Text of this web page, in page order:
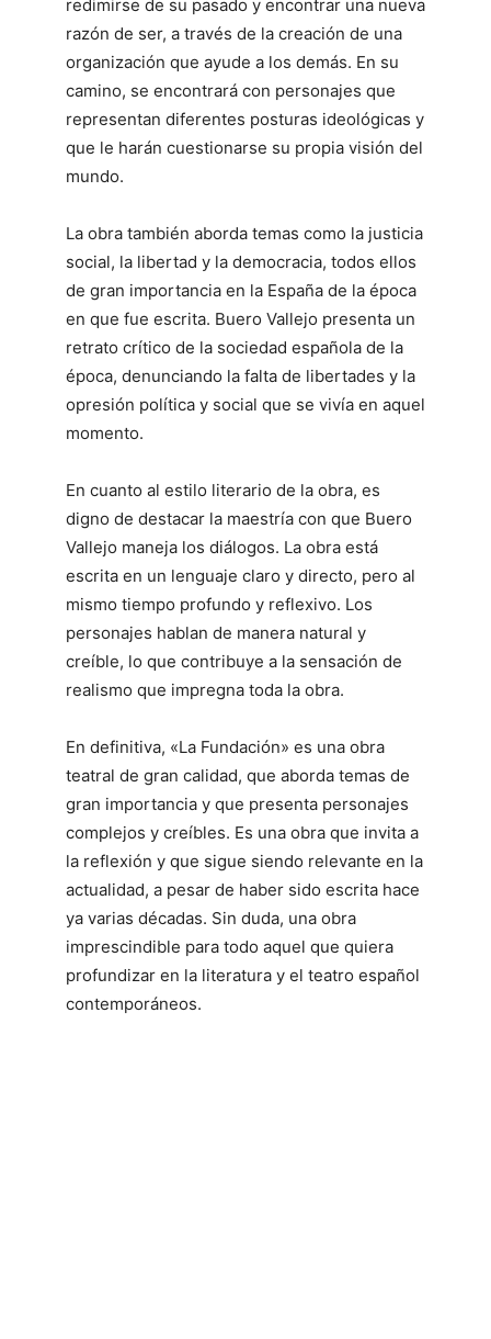
redimirse de su pasado y encontrar una nueva
razón de ser, a través de la creación de una
organización que ayude a los demás. En su
camino, se encontrará con personajes que
representan diferentes posturas ideológicas y
que le harán cuestionarse su propia visión del
mundo.
La obra también aborda temas como la justicia
social, la libertad y la democracia, todos ellos
de gran importancia en la España de la época
en que fue escrita. Buero Vallejo presenta un
retrato crítico de la sociedad española de la
época, denunciando la falta de libertades y la
opresión política y social que se vivía en aquel
momento.
En cuanto al estilo literario de la obra, es
digno de destacar la maestría con que Buero
Vallejo maneja los diálogos. La obra está
escrita en un lenguaje claro y directo, pero al
mismo tiempo profundo y reflexivo. Los
personajes hablan de manera natural y
creíble, lo que contribuye a la sensación de
realismo que impregna toda la obra.
En definitiva, «La Fundación» es una obra
teatral de gran calidad, que aborda temas de
gran importancia y que presenta personajes
complejos y creíbles. Es una obra que invita a
la reflexión y que sigue siendo relevante en la
actualidad, a pesar de haber sido escrita hace
ya varias décadas. Sin duda, una obra
imprescindible para todo aquel que quiera
profundizar en la literatura y el teatro español
contemporáneos.